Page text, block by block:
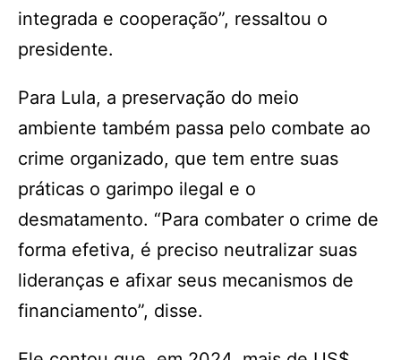
integrada e cooperação”, ressaltou o
presidente.
Para Lula, a preservação do meio
ambiente também passa pelo combate ao
crime organizado, que tem entre suas
práticas o garimpo ilegal e o
desmatamento. “Para combater o crime de
forma efetiva, é preciso neutralizar suas
lideranças e afixar seus mecanismos de
financiamento”, disse.